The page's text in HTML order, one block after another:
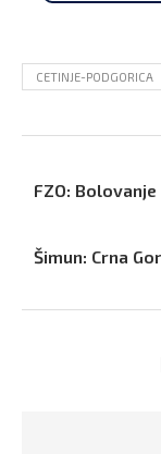
CETINJE-PODGORICA
FZO:
Šimun: Crna